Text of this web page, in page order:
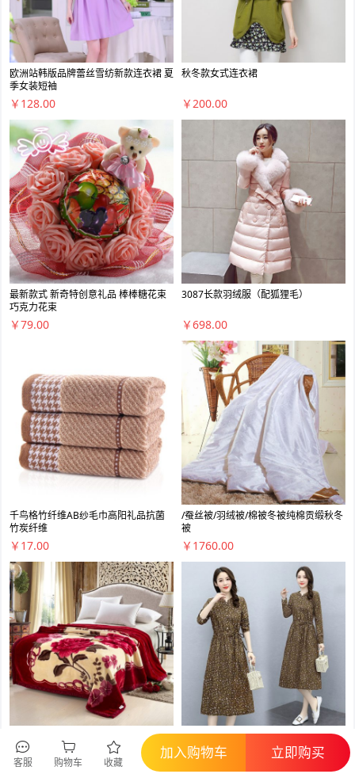
欧洲站韩版品牌蕾丝雪纺新款连衣裙 夏
季女装短袖
￥128.00
秋冬款女式连衣裙
￥200.00
最新款式 新奇特创意礼品 棒棒糖花束
巧克力花束
￥79.00
3087长款羽绒服（配狐狸毛）
￥698.00
千鸟格竹纤维AB纱毛巾高阳礼品抗菌
竹炭纤维
￥17.00
/蚕丝被/羽绒被/棉被冬被纯棉贡缎秋冬
被
￥1760.00
￥189.00
新款简约碎花腰部抽绳连衣裙
￥179.00
客服 购物车 收藏
加入购物车 立即购买